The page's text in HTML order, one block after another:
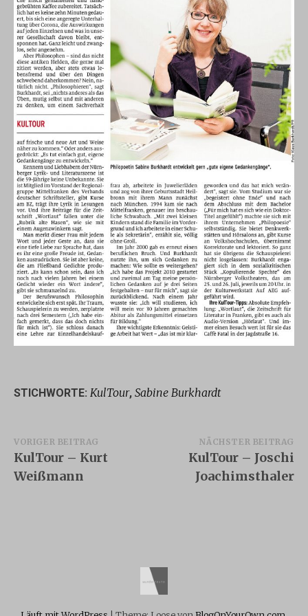
STICHWORTE: KulTour, Sabine Burkhardt
Beitragsnavigation
VORIGER BEITRAG
KulTour – Kurt
Weißmann
NÄCHSTER BEITRAG
KulTour – Joschi
Joachimsthaler